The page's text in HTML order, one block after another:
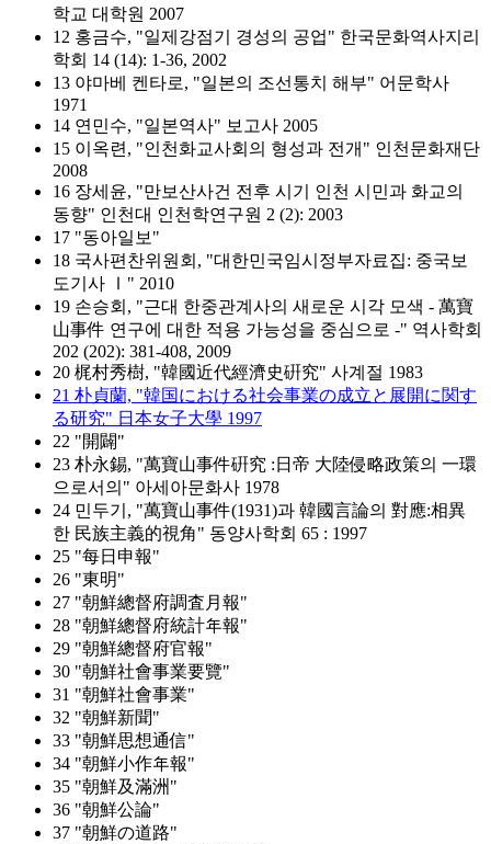
학교 대학원 2007
12 홍금수, "일제강점기 경성의 공업" 한국문화역사지리
학회 14 (14): 1-36, 2002
13 야마베 켄타로, "일본의 조선통치 해부" 어문학사
1971
14 연민수, "일본역사" 보고사 2005
15 이옥련, "인천화교사회의 형성과 전개" 인천문화재단
2008
16 장세윤, "만보산사건 전후 시기 인천 시민과 화교의
동향" 인천대 인천학연구원 2 (2): 2003
17 "동아일보"
18 국사편찬위원회, "대한민국임시정부자료집: 중국보
도기사 Ⅰ" 2010
19 손승회, "근대 한중관계사의 새로운 시각 모색 - 萬寶
山事件 연구에 대한 적용 가능성을 중심으로 -" 역사학회
202 (202): 381-408, 2009
20 梶村秀樹, "韓國近代經濟史硏究" 사계절 1983
21 朴貞蘭, "韓国における社会事業の成立と展開に関す
る研究" 日本女子大學 1997
22 "開闢"
23 朴永錫, "萬寶山事件硏究 :日帝 大陸侵略政策의 一環
으로서의" 아세아문화사 1978
24 민두기, "萬寶山事件(1931)과 韓國言論의 對應:相異
한 民族主義的視角" 동양사학회 65 : 1997
25 "每日申報"
26 "東明"
27 "朝鮮總督府調査月報"
28 "朝鮮總督府統計年報"
29 "朝鮮總督府官報"
30 "朝鮮社會事業要覽"
31 "朝鮮社會事業"
32 "朝鮮新聞"
33 "朝鮮思想通信"
34 "朝鮮小作年報"
35 "朝鮮及滿洲"
36 "朝鮮公論"
37 "朝鮮の道路"